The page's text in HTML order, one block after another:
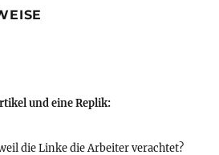
und eine Replik:
die Linke die Arbeiter verachtet?